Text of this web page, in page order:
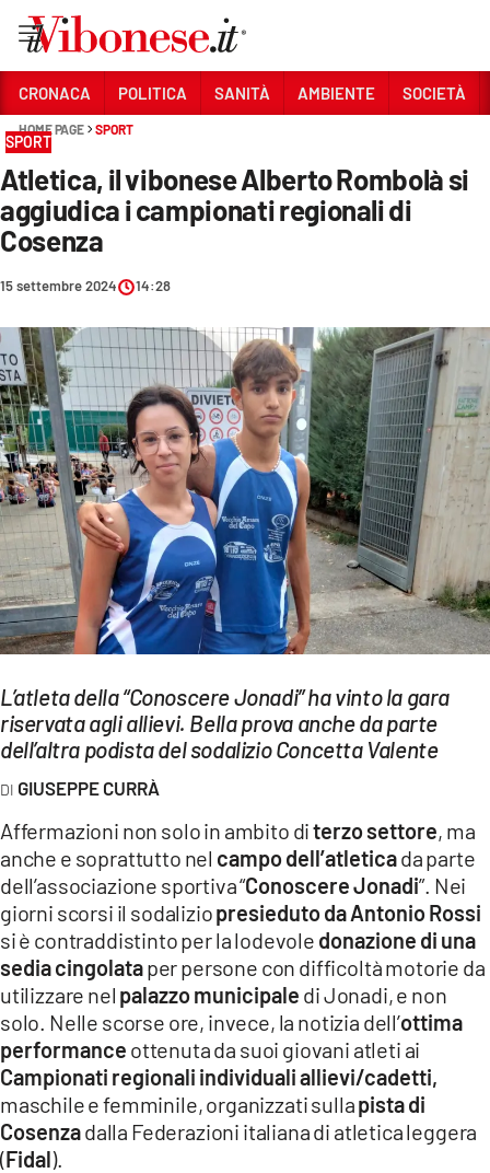
Sezioni
CRONACA
POLITICA
SOCIETÀ
CULTURA
ECONOMIA E LAVORO
EVENTI
SPORT
Streaming
LAC TV
LAC NETWORK
LAC ONAIR
Network
LACPLAY.IT
LACTV.IT
LACONAIR.IT
LACITYMAG.IT
ILREGGINO.IT
COSENZACHANNEL.IT
ILVIBONESE.IT
CRONACA POLITICA SANITÀ AMBIENTE SOCIETÀ
HOME PAGE SPORT
SPORT
Atletica, il vibonese Alberto Rombolà si
aggiudica i campionati regionali di
Cosenza
15 settembre 2024 14:28
L’atleta della “Conoscere Jonadi” ha vinto la gara
riservata agli allievi. Bella prova anche da parte
dell’altra podista del sodalizio Concetta Valente
GIUSEPPE CURRÀ
Affermazioni non solo in ambito diterzo settore, ma
anche e soprattutto nel campo dell’atleticada parte
dell’associazione sportiva “Conoscere Jonadi”. Nei
giorni scorsi il sodaliziopresieduto da Antonio Rossi
si è contraddistinto per la lodevole donazione di una
sedia cingolataper persone con difficoltà motorie da
utilizzare nel palazzo municipale di Jonadi, e non
solo. Nelle scorse ore, invece, la notizia dell’ottima
performance ottenuta da suoi giovani atleti ai
Campionati regionali individuali allievi/cadetti,
maschile e femminile, organizzati sullapista di
Cosenzadalla Federazioni italiana di atletica leggera
(Fidal).